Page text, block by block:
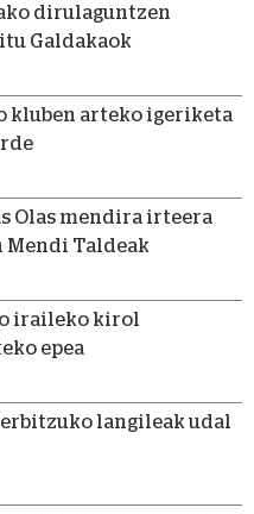
dirulaguntzen
Galdakaok
kluben arteko igeriketa
Olas mendira irteera
Mendi Taldeak
iraileko kirol
epea
langileak udal